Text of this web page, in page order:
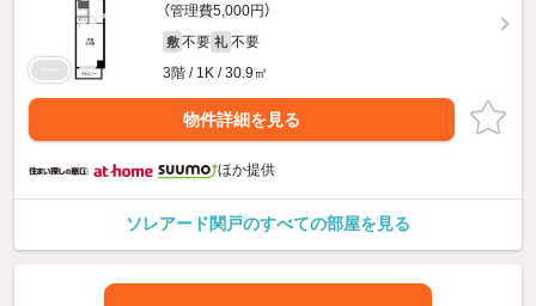
（管理費5,000円）
敷 不要 礼 不要
3階 / 1K / 30.9㎡
物件詳細を見る
ほか提供
ソレアード関戸のすべての部屋を見る